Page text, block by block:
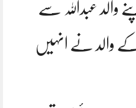
والد عبداللہ سے
والد نے انہیں